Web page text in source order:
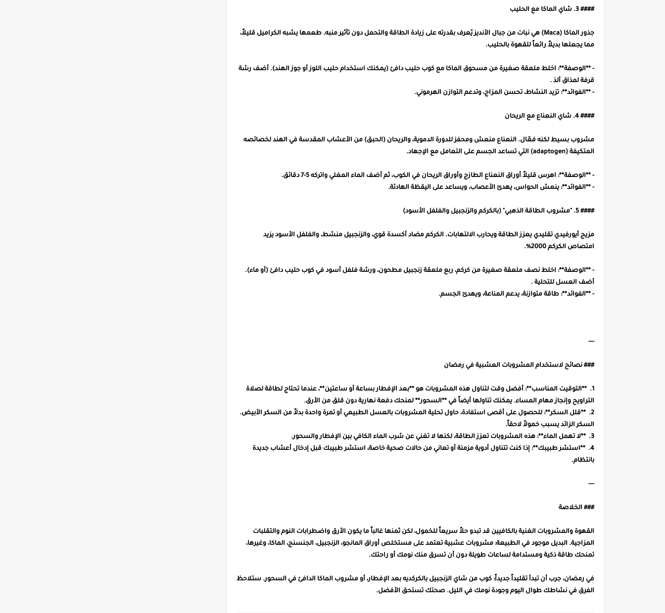
#### 3. شاي الماكا مع الحليب
جذور الماكا (Maca) هي نبات من جبال الأنديز يُعرف بقدرته على زيادة الطاقة والتحمل دون تأثير منبه. طعمها يشبه الكراميل قليلاً،
مما يجعلها بديلاً رائعاً للقهوة بالحليب.
- **الوصفة**: اخلط ملعقة صغيرة من مسحوق الماكا مع كوب حليب دافئ (يمكنك استخدام حليب اللوز أو جوز الهند). أضف رشة
قرفة لمذاق ألذ .
- **الفوائد**: تزيد النشاط، تحسن المزاج، وتدعم التوازن الهرموني.
#### 4. شاي النعناع مع الريحان
مشروب بسيط لكنه فعّال. النعناع منعش ومحفز للدورة الدموية، والريحان (الحبق) من الأعشاب المقدسة في الهند لخصائصه
المتكيفة (adaptogen) التي تساعد الجسم على التعامل مع الإجهاد.
- **الوصفة**: اهرس قليلاً أوراق النعناع الطازج وأوراق الريحان في الكوب، ثم أضف الماء المغلي واتركه 5-7 دقائق.
- **الفوائد**: ينعش الحواس، يهدئ الأعصاب، ويساعد على اليقظة الهادئة.
#### 5. "مشروب الطاقة الذهبي" (بالكركم والزنجبيل والفلفل الأسود)
مزيج أيورفيدي تقليدي يعزز الطاقة ويحارب الالتهابات. الكركم مضاد أكسدة قوي، والزنجبيل منشط، والفلفل الأسود يزيد
امتصاص الكركم 2000%.
- **الوصفة**: اخلط نصف ملعقة صغيرة من كركم، ربع ملعقة زنجبيل مطحون، ورشة فلفل أسود في كوب حليب دافئ (أو ماء).
أضف العسل للتحلية .
- **الفوائد**: طاقة متوازنة، يدعم المناعة، ويهدئ الجسم.
---
### نصائح لاستخدام المشروبات العشبية في رمضان
1. **التوقيت المناسب**: أفضل وقت لتناول هذه المشروبات هو **بعد الإفطار بساعة أو ساعتين**، عندما تحتاج لطاقة لصلاة
التراويح وإنجاز مهام المساء. يمكنك تناولها أيضاً في **السحور** لمنحك دفعة نهارية دون قلق من الأرق.
2. **قلل السكر**: للحصول على أقصى استفادة، حاول تحلية المشروبات بالعسل الطبيعي أو تمرة واحدة بدلاً من السكر الأبيض.
السكر الزائد يسبب خمولاً لاحقاً.
3. **لا تهمل الماء**: هذه المشروبات تعزز الطاقة، لكنها لا تغني عن شرب الماء الكافي بين الإفطار والسحور.
4. **استشر طبيبك**: إذا كنت تتناول أدوية مزمنة أو تعاني من حالات صحية خاصة، استشر طبيبك قبل إدخال أعشاب جديدة
بانتظام.
---
### الخلاصة
القهوة والمشروبات الغنية بالكافيين قد تبدو حلاً سريعاً للخمول، لكن ثمنها غالباً ما يكون الأرق واضطرابات النوم والتقلبات
المزاجية. البديل موجود في الطبيعة: مشروبات عشبية تعتمد على مستخلص أوراق المانجو، الزنجبيل، الجنسنج، الماكا، وغيرها،
تمنحك طاقة ذكية ومستدامة لساعات طويلة دون أن تسرق منك نومك أو راحتك.
في رمضان، جرب أن تبدأ تقليداً جديداً: كوب من شاي الزنجبيل بالكركديه بعد الإفطار، أو مشروب الماكا الدافئ في السحور. ستلاحظ
الفرق في نشاطك طوال اليوم وجودة نومك في الليل. صحتك تستحق الأفضل.